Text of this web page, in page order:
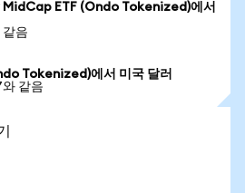
ETF (Ondo Tokenized)에서
같음
Tokenized)에서 미국 달러
같음